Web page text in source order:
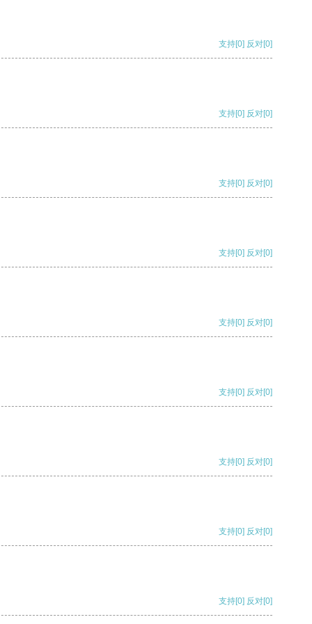
支持[0] 反对[0]
支持[0] 反对[0]
支持[0] 反对[0]
支持[0] 反对[0]
支持[0] 反对[0]
支持[0] 反对[0]
支持[0] 反对[0]
支持[0] 反对[0]
支持[0] 反对[0]